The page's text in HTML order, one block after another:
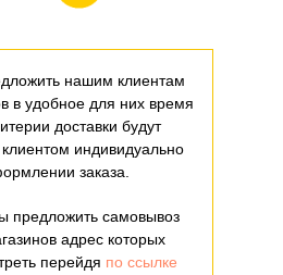
нашим клиентам
в удобное для них время
доставки будут
индивидуально
заказа.
предложить самовывоз
адрес которых
перейдя по ссылке